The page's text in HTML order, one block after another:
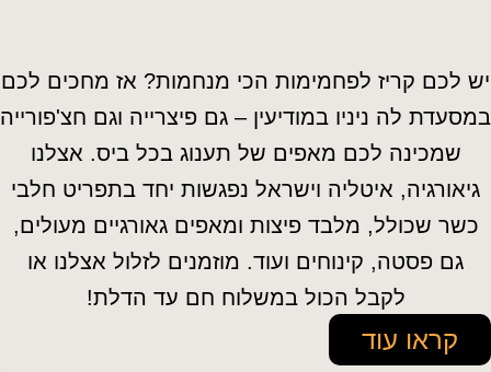
יש לכם קריז לפחמימות הכי מנחמות? אז מחכים לכם
במסעדת לה ניניו במודיעין – גם פיצרייה וגם חצ'פורייה
שמכינה לכם מאפים של תענוג בכל ביס. אצלנו
גיאורגיה, איטליה וישראל נפגשות יחד בתפריט חלבי
כשר שכולל, מלבד פיצות ומאפים גאורגיים מעולים,
גם פסטה, קינוחים ועוד. מוזמנים לזלול אצלנו או
לקבל הכול במשלוח חם עד הדלת!
קראו עוד